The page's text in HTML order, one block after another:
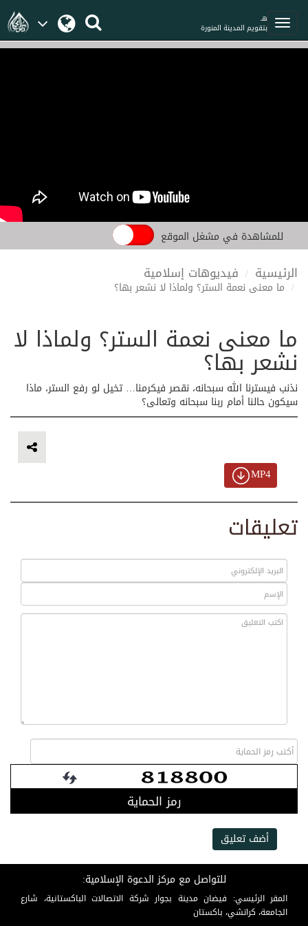
هـ
بتقويم المدينة المنورة
للمشاهدة في مشغل الموقع
الرئيسية فيديوهات إسلامية
ما معنى نعمة الستر؟ ولماذا لا نشعر بها؟
ما معنى نعمة الستر؟ ولماذا لا
نشعر بها؟
نذنب فيسترنا الله سبحانه، نقصر فيكرمنا… تخيل لو رفع الستر، ماذا
سيكون حالنا أمام ربنا سبحانه وتعالى؟
MP4
تعليقات
رمز الحماية
أضف تعليق
للتواصل مع مركز الدعوة الإسلامية:
المقر الرئيسي: فيضان مدينة بجوار شركة الاتصالات الباكستانية، شارع
الجامعة، كراتشي، باكستان